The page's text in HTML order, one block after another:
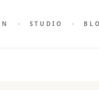
STUDIO